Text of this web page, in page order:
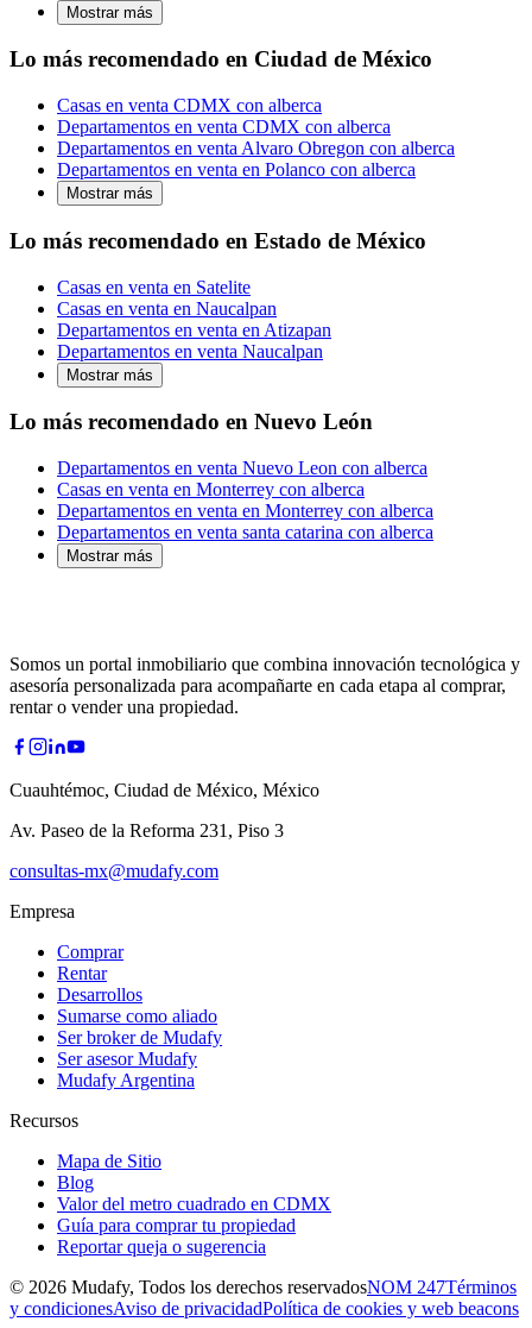
Mostrar más
Lo más recomendado en Ciudad de México
Casas en venta CDMX con alberca
Departamentos en venta CDMX con alberca
Departamentos en venta Alvaro Obregon con alberca
Departamentos en venta en Polanco con alberca
Mostrar más
Lo más recomendado en Estado de México
Casas en venta en Satelite
Casas en venta en Naucalpan
Departamentos en venta en Atizapan
Departamentos en venta Naucalpan
Mostrar más
Lo más recomendado en Nuevo León
Departamentos en venta Nuevo Leon con alberca
Casas en venta en Monterrey con alberca
Departamentos en venta en Monterrey con alberca
Departamentos en venta santa catarina con alberca
Mostrar más
Somos un portal inmobiliario que combina innovación tecnológica y
asesoría personalizada para acompañarte en cada etapa al comprar,
rentar o vender una propiedad.
Cuauhtémoc, Ciudad de México, México
Av. Paseo de la Reforma 231, Piso 3
consultas-mx@mudafy.com
Empresa
Comprar
Rentar
Desarrollos
Sumarse como aliado
Ser broker de Mudafy
Ser asesor Mudafy
Mudafy Argentina
Recursos
Mapa de Sitio
Blog
Valor del metro cuadrado en CDMX
Guía para comprar tu propiedad
Reportar queja o sugerencia
© 2026 Mudafy, Todos los derechos reservadosNOM 247Términos
y condicionesAviso de privacidadPolítica de cookies y web beacons